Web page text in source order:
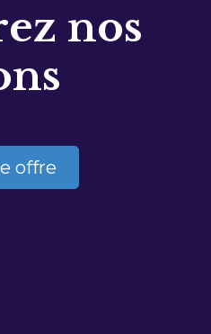
nos
offre